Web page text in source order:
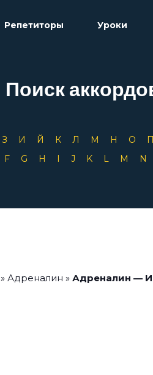
Репетиторы Уроки
Поиск
З И Й К Л М Н О
F G H I J K L M N
» Адреналин » Адреналин —